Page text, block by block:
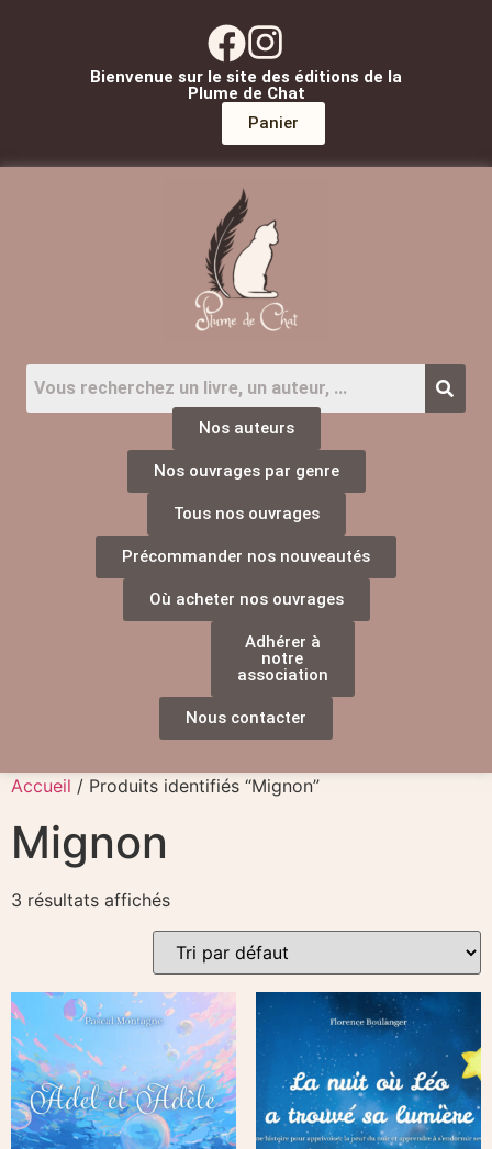
Bienvenue sur le site des éditions de la
Plume de Chat
Panier
Nos auteurs
Nos ouvrages par genre
Tous nos ouvrages
Précommander nos nouveautés
Où acheter nos ouvrages
Adhérer à
notre
association
Nous contacter
Accueil / Produits identifiés “Mignon”
Mignon
3 résultats affichés